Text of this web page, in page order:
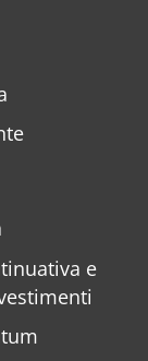
e